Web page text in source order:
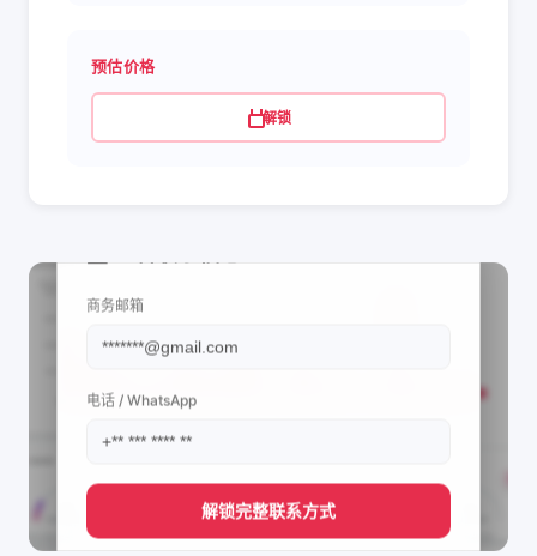
预估价格
解锁
商务邮箱
电话 / WhatsApp
解锁完整联系方式